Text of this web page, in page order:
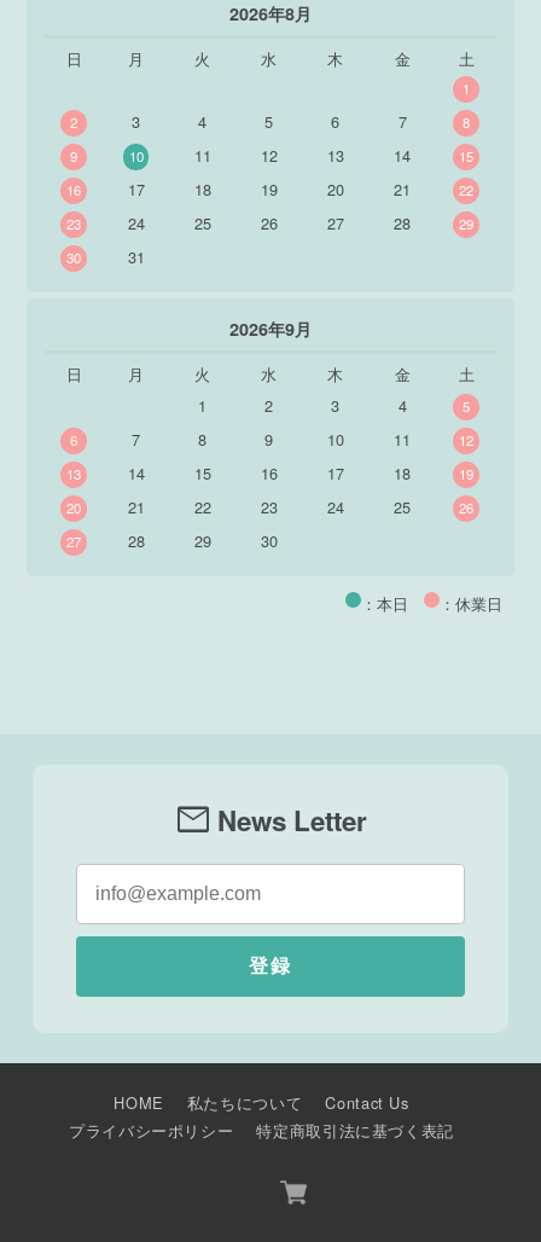
2026年8月
日 月 火 水 木 金 土
1
2
3 4 5 6 7
8
9
10 11 12 13 14
15
16
17 18 19 20 21
22
23
24 25 26 27 28
29
30
31
2026年9月
日 月 火 水 木 金
土
1
2 3 4
5
6
7 8 9 10 11
12
13
14 15 16 17 18
19
20
21 22 23 24 25
26
27
28 29 30
：本日 ：休業日
mail News Letter
登録
HOME 私たちについて
Contact Us
プライバシーポリシー
特定商取引法に基づく表記